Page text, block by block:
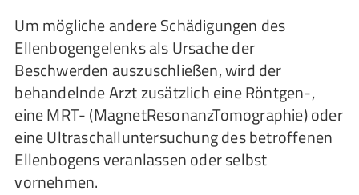
Um mögliche andere Schädigungen des
Ellenbogengelenks als Ursache der
Beschwerden auszuschließen, wird der
behandelnde Arzt zusätzlich eine Röntgen-,
eine MRT- (MagnetResonanzTomographie) oder
eine Ultraschalluntersuchung des betroffenen
Ellenbogens veranlassen oder selbst
vornehmen.